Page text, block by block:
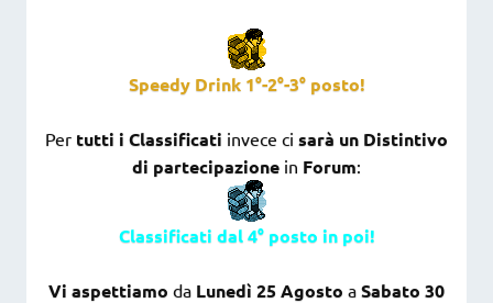
Speedy Drink 1°-2°-3° posto!
Per tutti i Classificati invece ci sarà un Distintivo
di partecipazione in Forum:
Classificati dal 4° posto in poi!
Vi aspettiamo da Lunedì 25 Agosto a Sabato 30